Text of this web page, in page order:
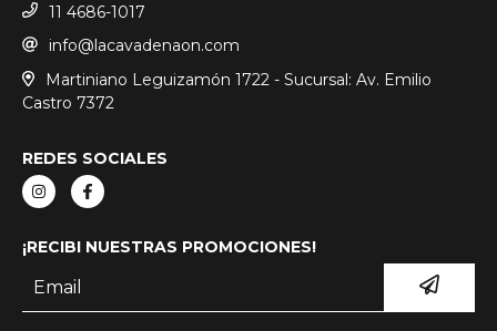
11 4686-1017
info@lacavadenaon.com
Martiniano Leguizamón 1722 - Sucursal: Av. Emilio
Castro 7372
REDES SOCIALES
¡RECIBI NUESTRAS PROMOCIONES!